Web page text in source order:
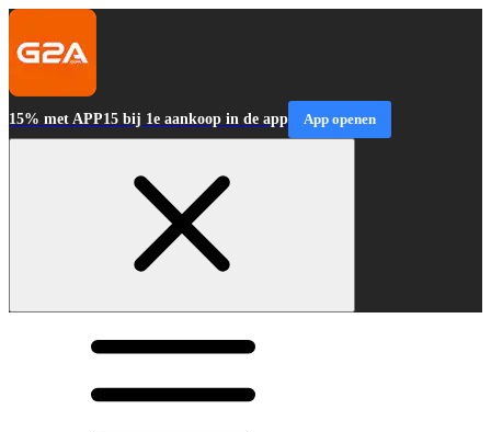
15% met APP15 bij 1e aankoop in de app App openen